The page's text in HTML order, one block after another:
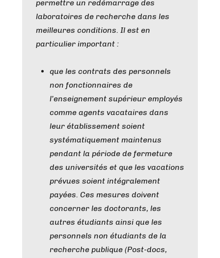
permettre un redémarrage des
laboratoires de recherche dans les
meilleures conditions. Il est en
particulier important :
que les contrats des personnels
non fonctionnaires de
l’enseignement supérieur employés
comme agents vacataires dans
leur établissement soient
systématiquement maintenus
pendant la période de fermeture
des universités et que les vacations
prévues soient intégralement
payées. Ces mesures doivent
concerner les doctorants, les
autres étudiants ainsi que les
personnels non étudiants de la
recherche publique (Post-docs,